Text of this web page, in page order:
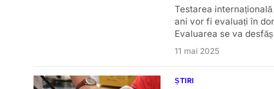
Testarea internațională
ani vor fi evaluați în
Evaluarea se va
11 mai 2025
ȘTIRI